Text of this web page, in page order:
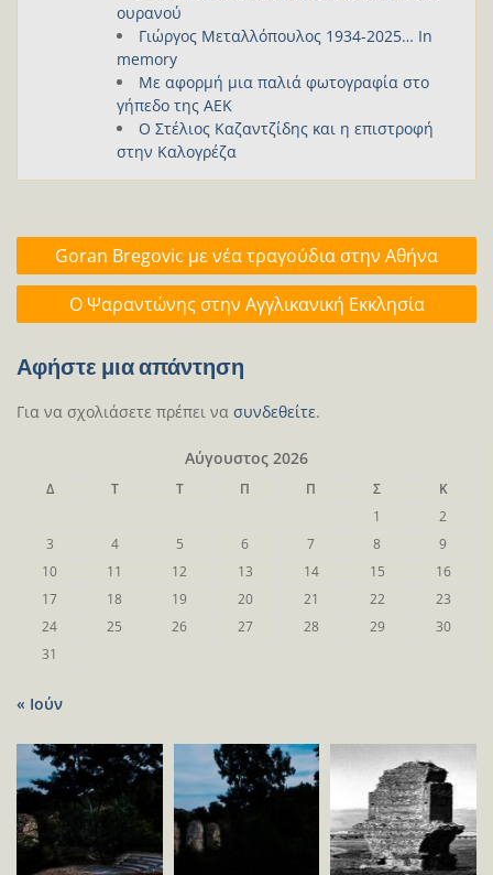
ουρανού
Γιώργος Μεταλλόπουλος 1934-2025… In
memory
Με αφορμή μια παλιά φωτογραφία στο
γήπεδο της ΑΕΚ
Ο Στέλιος Καζαντζίδης και η επιστροφή
στην Καλογρέζα
Πλοήγηση
άρθρων
Goran Bregovic με νέα τραγούδια στην Αθήνα
O Ψαραντώνης στην Αγγλικανική Εκκλησία
Αφήστε μια απάντηση
Για να σχολιάσετε πρέπει να συνδεθείτε.
Αύγουστος 2026
Δ Τ Τ Π Π Σ
Κ
1
2
3
4 5 6 7 8
9
10
11 12 13 14 15
16
17
18 19 20 21 22
23
24
25 26 27 28 29
30
31
« Ιούν